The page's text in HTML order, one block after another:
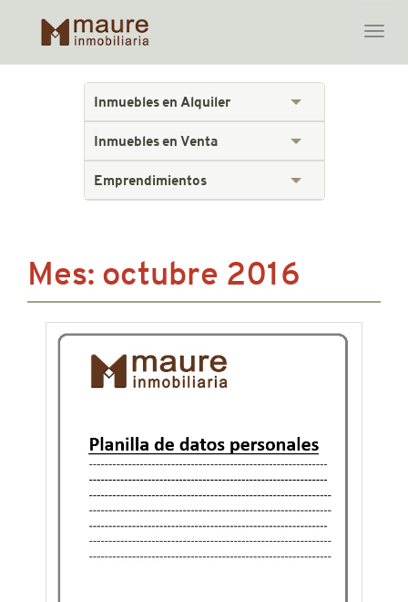
Toggle
Inmuebles en Alquiler
Inmuebles en Venta
Emprendimientos
Mes: octubre 2016